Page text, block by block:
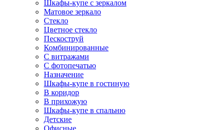
Шкафы-купе с зеркалом
Матовое зеркало
Стекло
Цветное стекло
Пескоструй
Комбинированные
С витражами
С фотопечатью
Назначение
Шкафы-купе в гостиную
В коридор
В прихожую
Шкафы-купе в спальню
Детские
Офисные